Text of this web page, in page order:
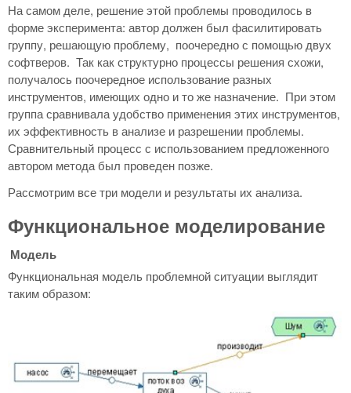
На самом деле, решение этой проблемы проводилось в
форме эксперимента: автор должен был фасилитировать
группу, решающую проблему, поочередно с помощью двух
софтверов. Так как структурно процессы решения схожи,
получалось поочередное использование разных
инструментов, имеющих одно и то же назначение. При этом
группа сравнивала удобство применения этих инструментов,
их эффективность в анализе и разрешении проблемы.
Сравнительный процесс с использованием предложенного
автором метода был проведен позже.
Рассмотрим все три модели и результаты их анализа.
Функциональное моделирование
Модель
Функциональная модель проблемной ситуации выглядит
таким образом: